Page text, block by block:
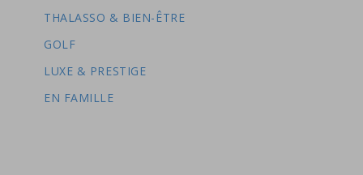
THALASSO & BIEN-ÊTRE
GOLF
LUXE & PRESTIGE
EN FAMILLE